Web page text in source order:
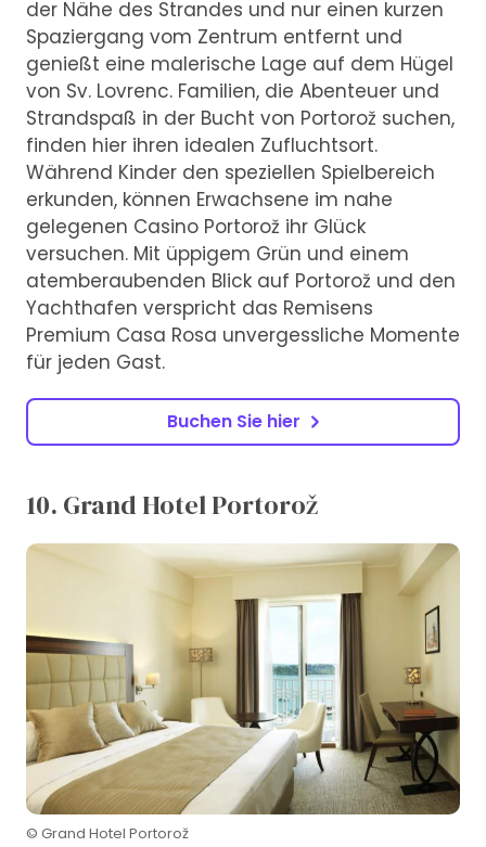
der Nähe des Strandes und nur einen kurzen
Spaziergang vom Zentrum entfernt und
genießt eine malerische Lage auf dem Hügel
von Sv. Lovrenc. Familien, die Abenteuer und
Strandspaß in der Bucht von Portorož suchen,
finden hier ihren idealen Zufluchtsort.
Während Kinder den speziellen Spielbereich
erkunden, können Erwachsene im nahe
gelegenen Casino Portorož ihr Glück
versuchen. Mit üppigem Grün und einem
atemberaubenden Blick auf Portorož und den
Yachthafen verspricht das Remisens
Premium Casa Rosa unvergessliche Momente
für jeden Gast.
Buchen Sie hier
10. Grand Hotel Portorož
© Grand Hotel Portorož